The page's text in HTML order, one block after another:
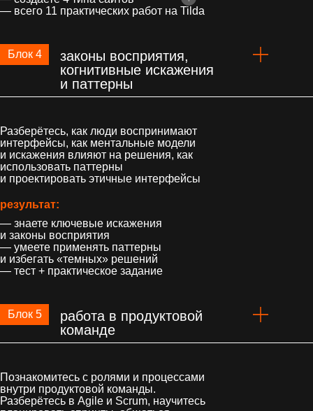
— всего 11 практических работ на Tilda
законы восприятия,
когнитивные искажения
и паттерны
Блок 4
Разберётесь, как люди воспринимают
интерфейсы, как ментальные модели
и искажения влияют на решения, как
использовать паттерны
и проектировать этичные интерфейсы
— знаете ключевые искажения
и законы восприятия
— умеете применять паттерны
и избегать «темных» решений
— тест + практическое задание
результат:
работа в продуктовой
команде
Блок 5
Познакомитесь с ролями и процессами
внутри продуктовой команды.
Разберётесь в Agile и Scrum, научитесь